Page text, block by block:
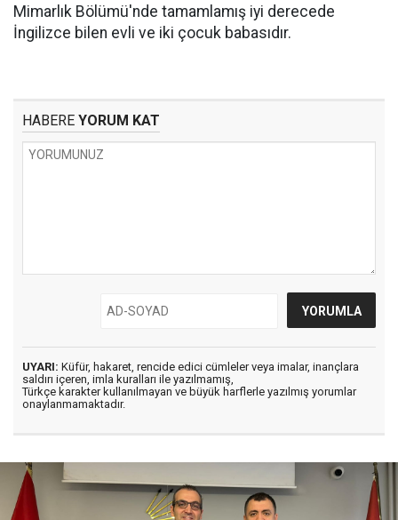
Mimarlık Bölümü'nde tamamlamış iyi derecede
İngilizce bilen evli ve iki çocuk babasıdır.
HABERE YORUM KAT
UYARI: Küfür, hakaret, rencide edici cümleler veya imalar, inançlara
saldırı içeren, imla kuralları ile yazılmamış,
Türkçe karakter kullanılmayan ve büyük harflerle yazılmış yorumlar
onaylanmamaktadır.